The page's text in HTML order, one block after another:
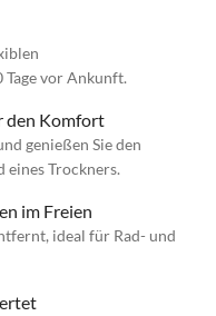
vor Ankunft.
den Komfort
genießen Sie den
eines Trockners.
im Freien
ideal für Rad- und